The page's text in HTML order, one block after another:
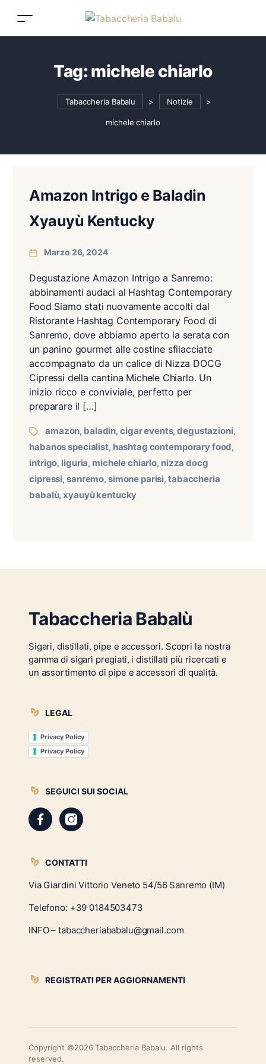
Tag: michele chiarlo
Tabaccheria Babalu > Notizie >
michele chiarlo
Amazon Intrigo e Baladin
Xyauyù Kentucky
Marzo 26, 2024
Degustazione Amazon Intrigo a Sanremo:
abbinamenti audaci al Hashtag Contemporary
Food Siamo stati nuovamente accolti dal
Ristorante Hashtag Contemporary Food di
Sanremo, dove abbiamo aperto la serata con
un panino gourmet alle costine sfilacciate
accompagnato da un calice di Nizza DOCG
Cipressi della cantina Michele Chiarlo. Un
inizio ricco e conviviale, perfetto per
preparare il […]
amazon, baladin,cigar events,degustazioni,
habanos specialist, hashtag contemporary food,
intrigo, liguria, michele chiarlo, nizza docg
cipressi,sanremo, simone parisi,tabaccheria
babalù,xyauyù kentucky
Tabaccheria Babalù
Sigari, distillati, pipe e accessori. Scopri la nostra
gamma di sigari pregiati, i distillati più ricercati e
un assortimento di pipe e accessori di qualità.
LEGAL
Privacy Policy
Privacy Policy
SEGUICI SUI SOCIAL
CONTATTI
Via Giardini Vittorio Veneto 54/56 Sanremo (IM)
Telefono: +39 0184503473
INFO – tabaccheriababalu@gmail.com
REGISTRATI PER AGGIORNAMENTI
Copyright ©2026 Tabaccheria Babalu. All rights
reserved.